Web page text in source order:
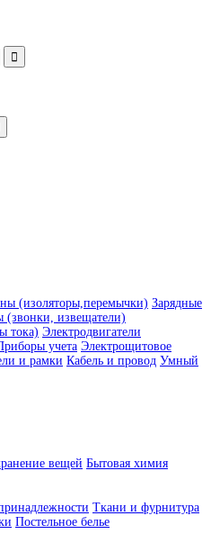
(изоляторы,перемычки) Зарядные
извещатели)
тока) Электродвигатели
учета Электрощитовое
и рамки Кабель и провод Умный
вещей Бытовая химия
Ткани и фурнитура
Постельное белье